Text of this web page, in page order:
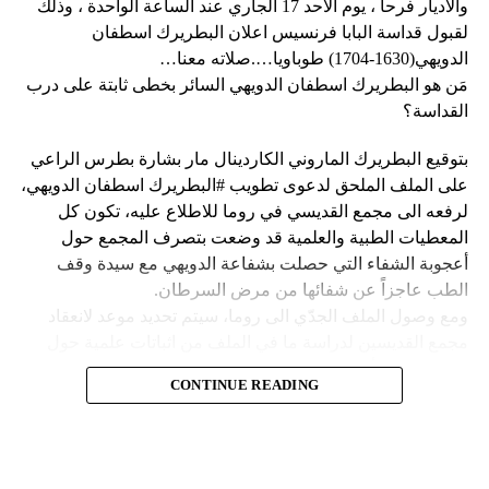
نداء الوطن
الإثنين، السيطرة على مطار توسان لوفرتور الدولي، الأكبر في
البلاد، وتبادلوا إطلاق النار مع الشرطة والجنود، مما أدى إلى
إلغاء جميع الرحلات الداخلية والدولية.
ألف شخص من منازلهم منذ عطلة نهاية الأسبوع بسبب أعمال
العنف.
وقال رجل من هايتي يدعى نيكولا لوكالة رويترز للأنباء: “أجبرتنا
العصابات المسلحة على ترك منازلنا. دمروا بيوتنا ونحن الآن في
ومنذ أن غادر نيكولا منزله، يعيش الآن في مخيم، ويقول إنه يشعر
كما لو كان مثل حيوان.
والاديار فرحا ، يوم الاحد 17 الجاري عند الساعة الواحدة ، وذلك
لقبول قداسة البابا فرنسيس اعلان البطريرك اسطفان
الدويهي(1630-1704) طوباويا….صلاته معنا…
مَن هو البطريرك اسطفان الدويهي السائر بخطى ثابتة على درب
القداسة؟
بتوقيع البطريرك الماروني الكاردينال مار بشارة بطرس الراعي
على الملف الملحق لدعوى تطويب #البطريرك اسطفان الدويهي،
لرفعه الى مجمع القديسي في روما للاطلاع عليه، تكون كل
المعطيات الطبية والعلمية قد وضعت بتصرف المجمع حول
أعجوبة الشفاء التي حصلت بشفاعة الدويهي مع سيدة وقف
الطب عاجزاً عن شفائها من مرض السرطان.
ومع وصول الملف الجدّي الى روما، سيتم تحديد موعد لانعقاد
الشفاء، على أن يتّخذ القرار بطوباوية البطريرك الدويهي من البابا
فرنسيس في حال سارت كلّ الأمور بالاتجاه الصحيح.
CONTINUE READING